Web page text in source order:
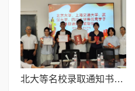
北大等名校录取通知书送达仪式在喀什市特区实验学校暖心举行